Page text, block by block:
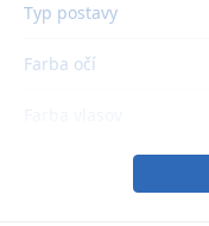
Typ postavy
Farba očí